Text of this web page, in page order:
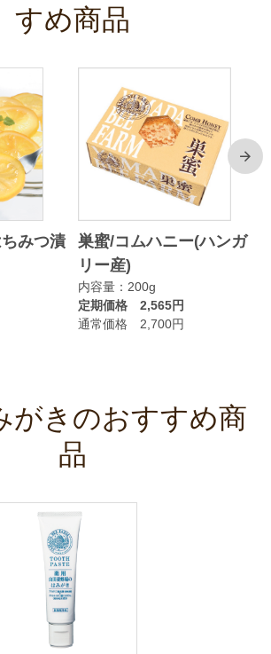
すめ商品
みつ漬
巣蜜/コムハニー(ハンガ
リー産)
内容量：200g
定期価格 2,565円
通常価格 2,700円
次
がきのおすすめ商
品